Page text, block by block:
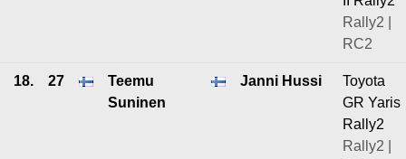
Rally2 |
RC2
18. 27
Teemu
Suninen
Janni Hussi
Toyota
GR Yaris
Rally2
Rally2 |